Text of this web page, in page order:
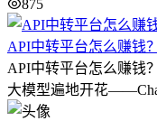
875
API中转平台怎么赚钱
API中转平台怎么赚钱
大模型遍地开花